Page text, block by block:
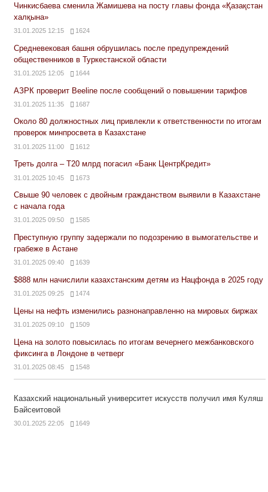
Чинкисбаева сменила Жамишева на посту главы фонда «Қазақстан
халқына»
31.01.2025 12:15 1624
Средневековая башня обрушилась после предупреждений
общественников в Туркестанской области
31.01.2025 12:05 1644
АЗРК проверит Beeline после сообщений о повышении тарифов
31.01.2025 11:35 1687
Около 80 должностных лиц привлекли к ответственности по итогам
проверок минпросвета в Казахстане
31.01.2025 11:00 1612
Треть долга – Т20 млрд погасил «Банк ЦентрКредит»
31.01.2025 10:45 1673
Свыше 90 человек с двойным гражданством выявили в Казахстане
с начала года
31.01.2025 09:50 1585
Преступную группу задержали по подозрению в вымогательстве и
грабеже в Астане
31.01.2025 09:40 1639
$888 млн начислили казахстанским детям из Нацфонда в 2025 году
31.01.2025 09:25 1474
Цены на нефть изменились разнонаправленно на мировых биржах
31.01.2025 09:10 1509
Цена на золото повысилась по итогам вечернего межбанковского
фиксинга в Лондоне в четверг
31.01.2025 08:45 1548
Казахский национальный университет искусств получил имя Куляш
Байсеитовой
30.01.2025 22:05 1649